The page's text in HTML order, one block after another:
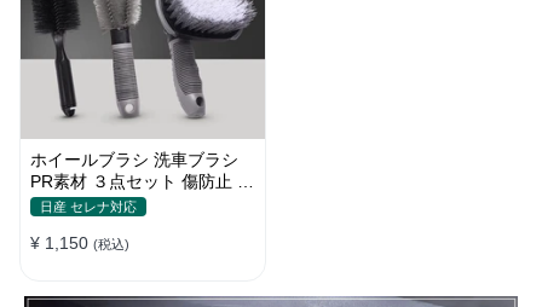
ホイールブラシ 洗車ブラシ
PR素材 ３点セット 傷防止 カ
ーウォッシュ プロ仕様
日産 セレナ対応
¥ 1,150 (税込)